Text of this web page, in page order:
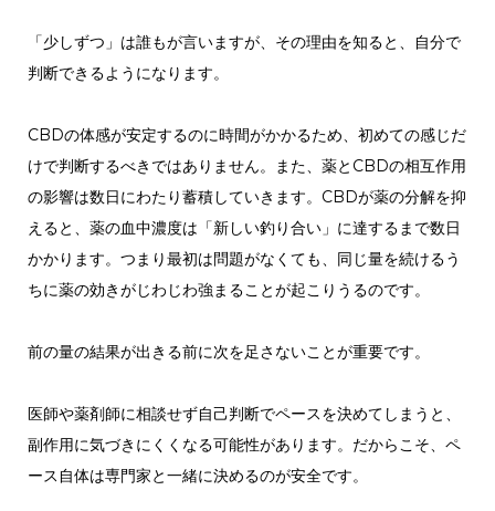
「少しずつ」は誰もが言いますが、その理由を知ると、自分で
判断できるようになります。
CBDの体感が安定するのに時間がかかるため、初めての感じだ
けで判断するべきではありません。また、薬とCBDの相互作用
の影響は数日にわたり蓄積していきます。CBDが薬の分解を抑
えると、薬の血中濃度は「新しい釣り合い」に達するまで数日
かかります。つまり最初は問題がなくても、同じ量を続けるう
ちに薬の効きがじわじわ強まることが起こりうるのです。
前の量の結果が出きる前に次を足さないことが重要です。
医師や薬剤師に相談せず自己判断でペースを決めてしまうと、
副作用に気づきにくくなる可能性があります。だからこそ、ペ
ース自体は専門家と一緒に決めるのが安全です。